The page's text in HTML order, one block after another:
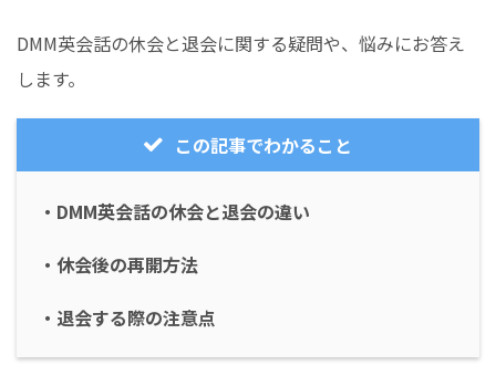
DMM英会話の休会と退会に関する疑問や、悩みにお答え
します。
この記事でわかること
・DMM英会話の休会と退会の違い
・休会後の再開方法
・退会する際の注意点